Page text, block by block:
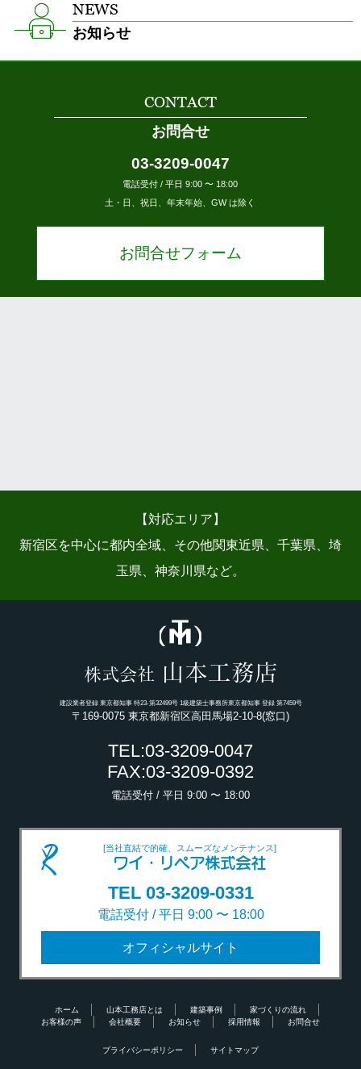
NEWS
お知らせ
CONTACT
お問合せ
03-3209-0047
電話受付 / 平日 9:00 〜 18:00
土・日、祝日、年末年始、GW は除く
お問合せフォーム
【対応エリア】
新宿区を中心に都内全域、その他関東近県、千葉県、埼
玉県、神奈川県など。
株式会社 山本工務店
建設業者登録 東京都知事 特23-第32499号 1級建築士事務所東京都知事 登録 第7459号
〒169-0075 東京都新宿区高田馬場2-10-8(窓口)
TEL:03-3209-0047
FAX:03-3209-0392
電話受付 / 平日 9:00 〜 18:00
[当社直結で的確、スムーズなメンテナンス]
ワイ・リペア株式会社
TEL 03-3209-0331
電話受付 / 平日 9:00 〜 18:00
オフィシャルサイト
ホーム 山本工務店とは 建築事例
家づくりの流れ
お客様の声
会社概要 お知らせ 採用情報 お問合せ
プライバシーポリシー サイトマップ